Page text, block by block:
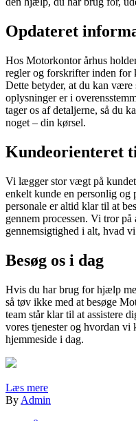
Opdateret
Hos Motorkontor århus
regler og forskrifter inden for
Dette betyder, at du kan
oplysninger er i
tager os af detaljerne, så du
noget – din kørsel.
Kundeorienteret
Vi lægger stor vægt på
enkelt kunde en personlig og
personale er altid klar til at
gennem processen. Vi tror
gennemsigtighed i alt, hvad
Besøg os i dag
Hvis du har brug for hjælp
så tøv ikke med at besøge
team står klar til at assistere
vores tjenester og hvordan vi
hjemmeside i dag.
Læs mere
By Admin